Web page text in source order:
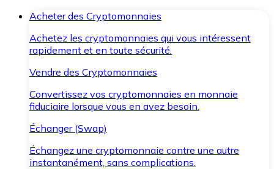
Acheter des Cryptomonnaies
Achetez les cryptomonnaies qui vous intéressent
rapidement et en toute sécurité.
Vendre des Cryptomonnaies
Convertissez vos cryptomonnaies en monnaie
fiduciaire lorsque vous en avez besoin.
Échanger (Swap)
Échangez une cryptomonnaie contre une autre
instantanément, sans complications.